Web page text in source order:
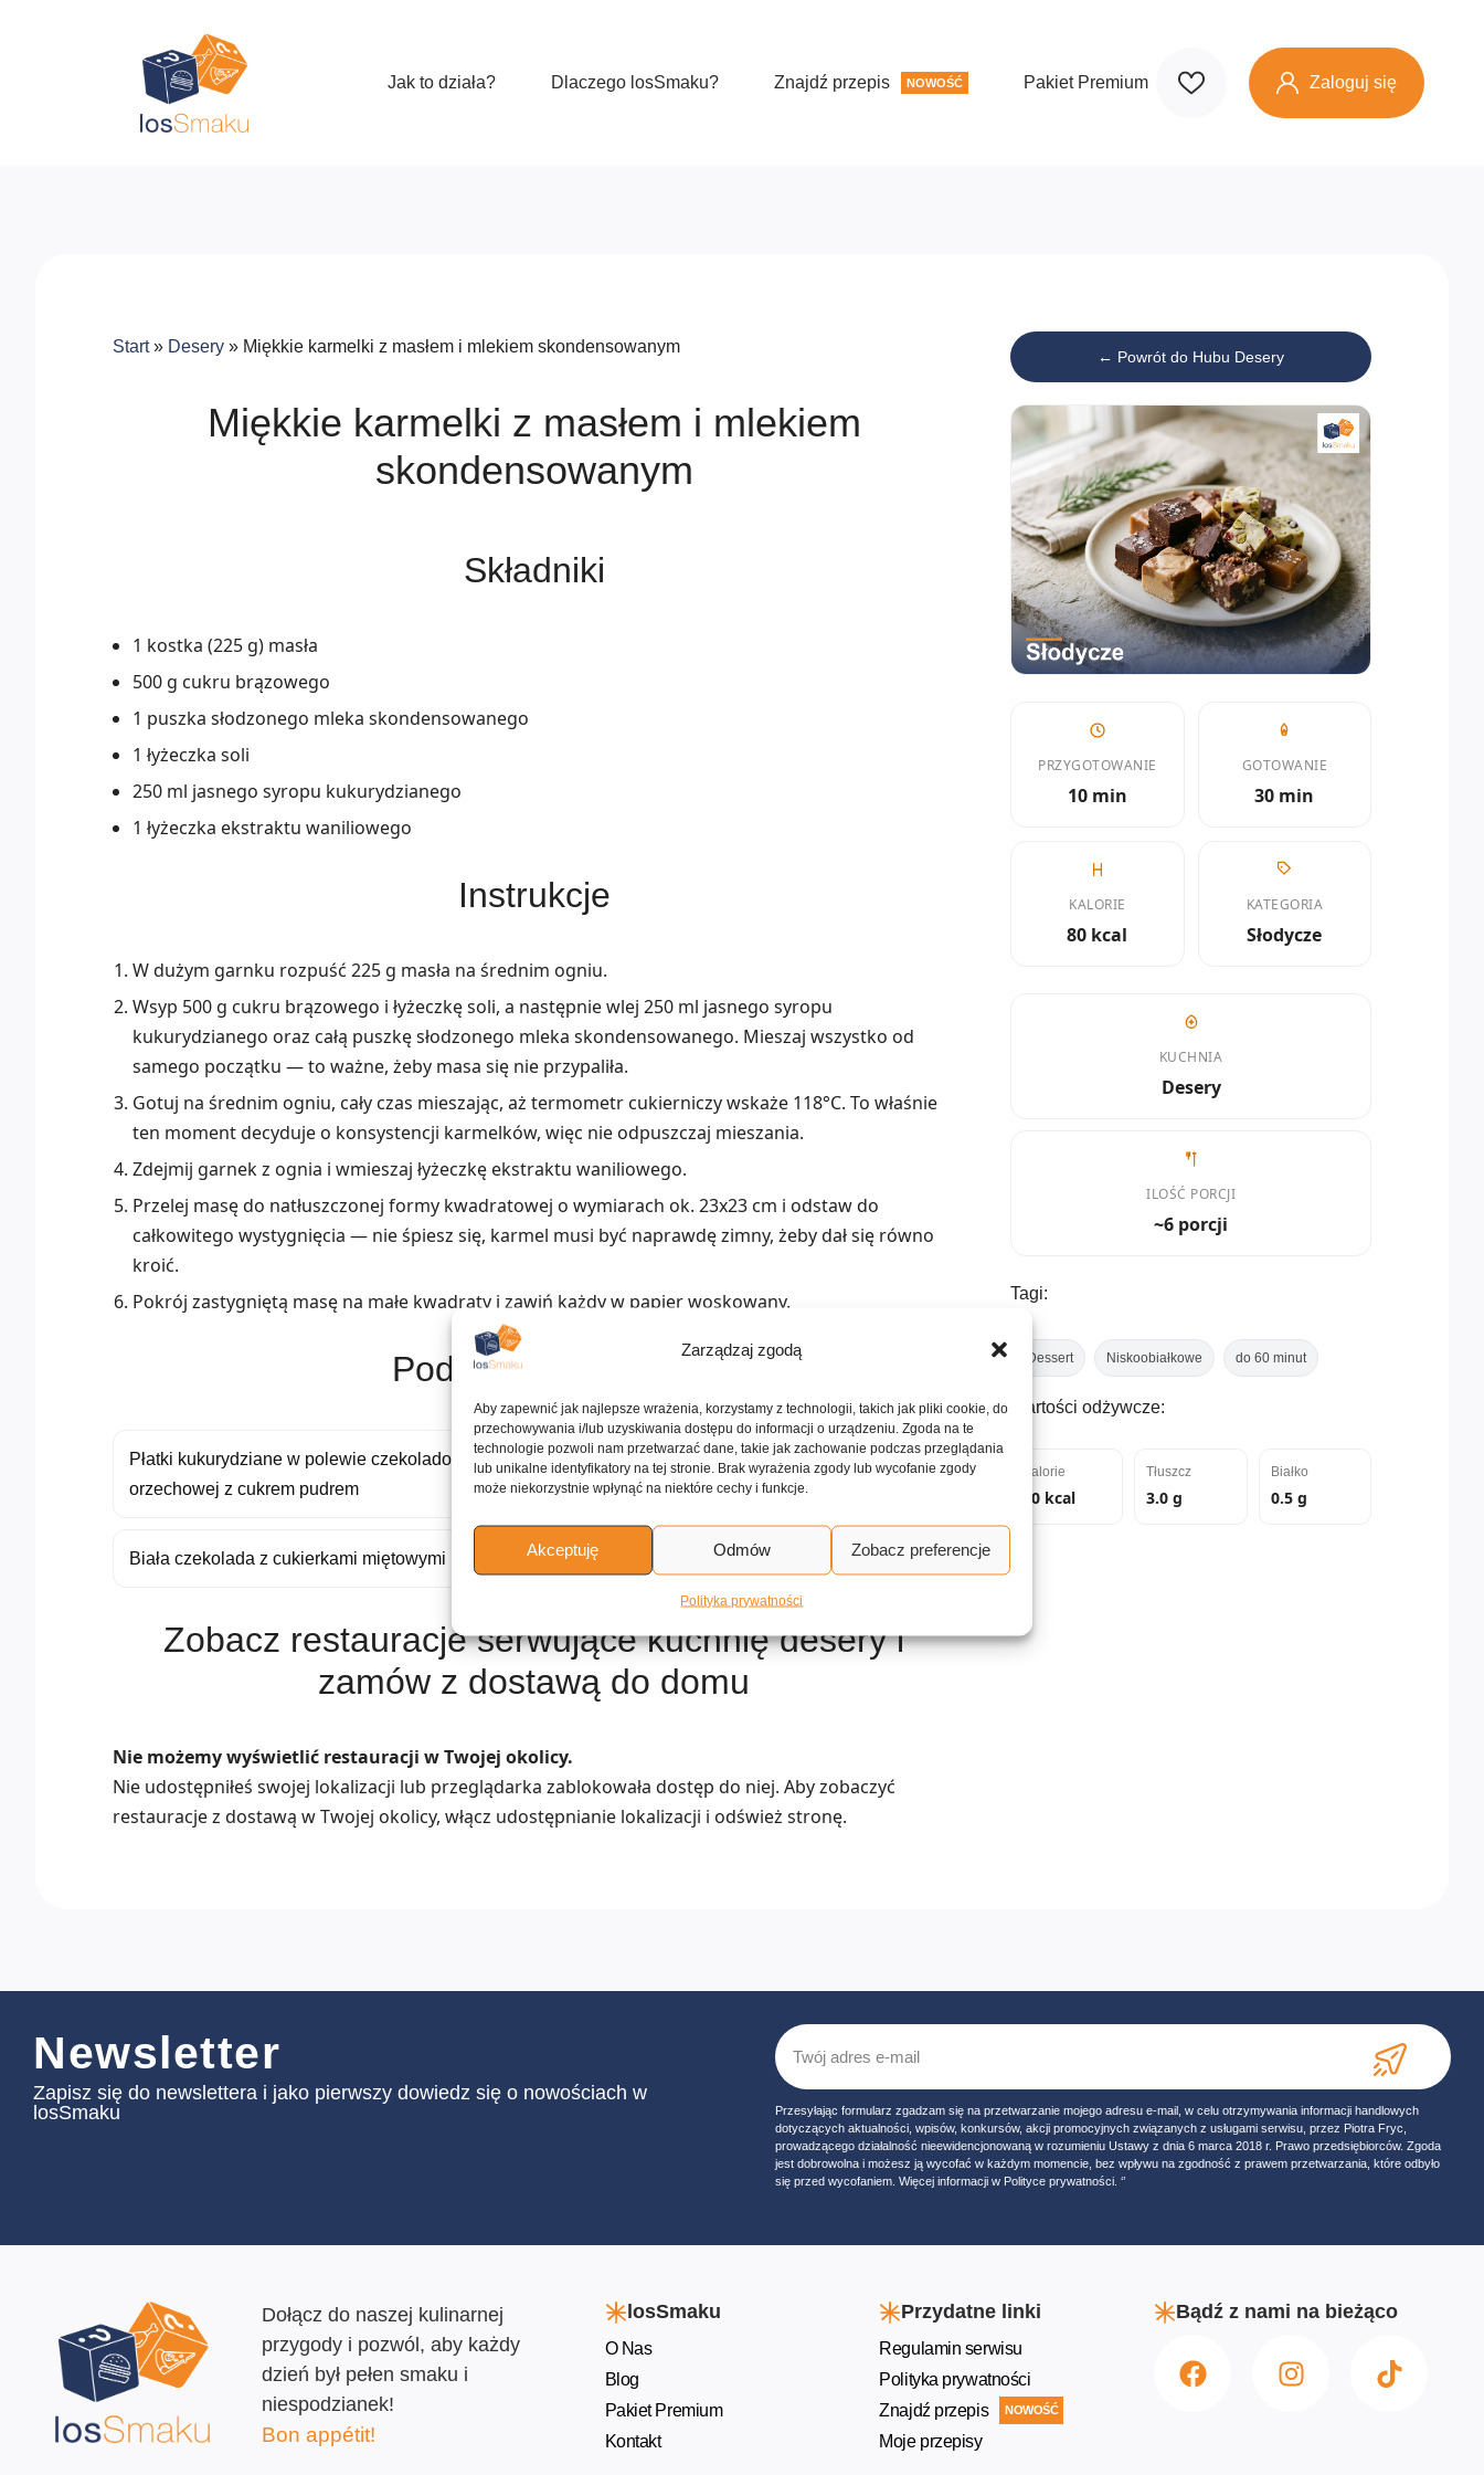
Zarządzaj zgodą
Aby zapewnić jak najlepsze wrażenia, korzystamy z technologii, takich jak pliki cookie, do
przechowywania i/lub uzyskiwania dostępu do informacji o urządzeniu. Zgoda na te
technologie pozwoli nam przetwarzać dane, takie jak zachowanie podczas przeglądania
lub unikalne identyfikatory na tej stronie. Brak wyrażenia zgody lub wycofanie zgody
może niekorzystnie wpłynąć na niektóre cechy i funkcje.
Akceptuję Odmów Zobacz preferencje
Polityka prywatności
Jak to działa? Dlaczego losSmaku? Znajdź przepis NOWOŚĆ Pakiet Premium Zaloguj się
Start» Desery » Miękkie karmelki z masłem i mlekiem skondensowanym
Miękkie karmelki z masłem i mlekiem
skondensowanym
Składniki
1 kostka (225 g) masła
500 g cukru brązowego
1 puszka słodzonego mleka skondensowanego
1 łyżeczka soli
250 ml jasnego syropu kukurydzianego
1 łyżeczka ekstraktu waniliowego
Instrukcje
W dużym garnku rozpuść 225 g masła na średnim ogniu.
Wsyp 500 g cukru brązowego i łyżeczkę soli, a następnie wlej 250 ml jasnego syropu
kukurydzianego oraz całą puszkę słodzonego mleka skondensowanego. Mieszaj wszystko od
samego początku — to ważne, żeby masa się nie przypaliła.
Gotuj na średnim ogniu, cały czas mieszając, aż termometr cukierniczy wskaże 118°C. To właśnie
ten moment decyduje o konsystencji karmelków, więc nie odpuszczaj mieszania.
Zdejmij garnek z ognia i wmieszaj łyżeczkę ekstraktu waniliowego.
Przelej masę do natłuszczonej formy kwadratowej o wymiarach ok. 23x23 cm i odstaw do
całkowitego wystygnięcia — nie śpiesz się, karmel musi być naprawdę zimny, żeby dał się równo
kroić.
Pokrój zastygniętą masę na małe kwadraty i zawiń każdy w papier woskowany.
Podobne przepisy
Płatki kukurydziane w polewie czekoladowo-
orzechowej z cukrem pudrem
Czekoladowe kwadratki z masłem orzechowym i
piankami
Biała czekolada z cukierkami miętowymi Batoniki z masłem orzechowym i czekoladą
Zobacz restauracje serwujące kuchnię desery i
zamów z dostawą do domu
Nie możemy wyświetlić restauracji w Twojej okolicy.
Nie udostępniłeś swojej lokalizacji lub przeglądarka zablokowała dostęp do niej. Aby zobaczyć
restauracje z dostawą w Twojej okolicy, włącz udostępnianie lokalizacji i odśwież stronę.
← Powrót do Hubu Desery
PRZYGOTOWANIE
10 min
GOTOWANIE
30 min
KALORIE
80 kcal
KATEGORIA
Słodycze
KUCHNIA
Desery
ILOŚĆ PORCJI
~6 porcji
Tagi:
Dessert Niskoobiałkowe do 60 minut
Wartości odżywcze:
Kalorie
80 kcal
Tłuszcz
3.0 g
Białko
0.5 g
Newsletter
Zapisz się do newslettera i jako pierwszy dowiedz się o nowościach w
losSmaku
Przesyłając formularz zgadzam się na przetwarzanie mojego adresu e-mail, w celu otrzymywania informacji handlowych
dotyczących aktualności, wpisów, konkursów, akcji promocyjnych związanych z usługami serwisu, przez Piotra Fryc,
prowadzącego działalność nieewidencjonowaną w rozumieniu Ustawy z dnia 6 marca 2018 r. Prawo przedsiębiorców. Zgoda
jest dobrowolna i możesz ją wycofać w każdym momencie, bez wpływu na zgodność z prawem przetwarzania, które odbyło
się przed wycofaniem. Więcej informacji w Polityce prywatności. ‘’
Dołącz do naszej kulinarnej
przygody i pozwól, aby każdy
dzień był pełen smaku i
niespodzianek!
Bon appétit!
losSmaku
O Nas
Blog
Pakiet Premium
Kontakt
Przydatne linki
Regulamin serwisu
Polityka prywatności
Znajdź przepis
NOWOŚĆ
Moje przepisy
Bądź z nami na bieżąco